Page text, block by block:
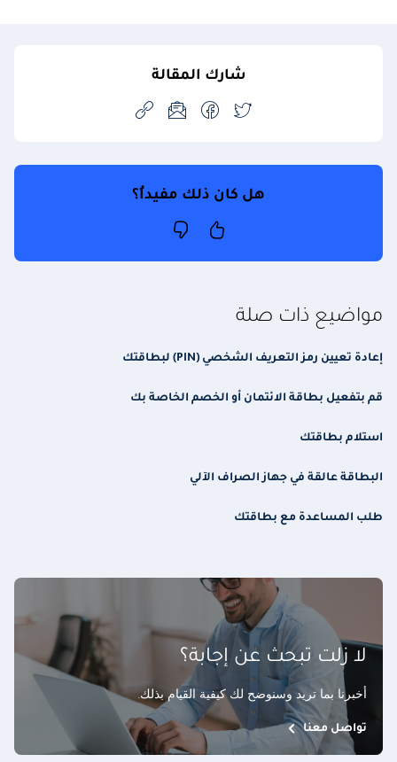
شارك المقالة
هل كان ذلك مفيداُ؟
مواضيع ذات صلة
إعادة تعيين رمز التعريف الشخصي (PIN) لبطاقتك
قم بتفعيل بطاقة الائتمان أو الخصم الخاصة بك
استلام بطاقتك
البطاقة عالقة في جهاز الصراف الآلي
طلب المساعدة مع بطاقتك
لا زلت تبحث عن إجابة؟
أخبرنا بما تريد وسنوضح لك كيفية القيام بذلك.
تواصل معنا